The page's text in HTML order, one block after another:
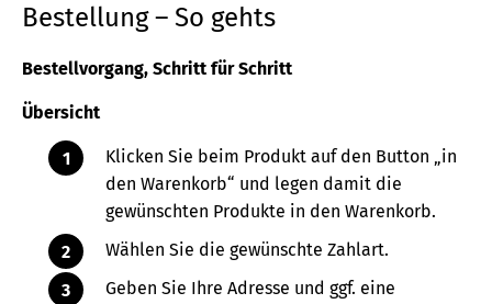
Elemente
Buch
Bestellung – So gehts
Bestellvorgang, Schritt für Schritt
Übersicht
Klicken Sie beim Produkt auf den Button „in
den Warenkorb“ und legen damit die
gewünschten Produkte in den Warenkorb.
Wählen Sie die gewünschte Zahlart.
Geben Sie Ihre Adresse und ggf. eine